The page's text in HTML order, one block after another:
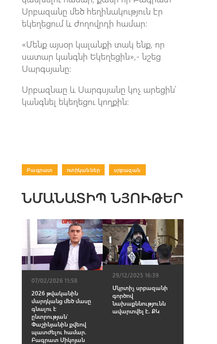
Սրբազանը մեծ հեղինակություն էր
եկեղեցում և ժողովրդի համար։
«Մենք այսօր կալանքի տակ ենք, որ
սատար կանգնի Եկեղեցին»,- նշեց
Սարգսյանը։
Սրբազնաը և Սարգսյանը կոչ արեցին՝
կանգնել եկեղեցու կողքին։
Բագրատ ոտիկաններ սրբազան
ՆՄԱՆԱՏԻՊ ՆՅՈՒԹԵՐ
07/02/2026 11:58
2026 թվականին
մարդկանց մեծ մասը
գնալու է
ընտրության՝
Փաշինյանին քվեով
պատժելու համար.
Բագրատ Միկոյան
29/12/2025 16:39
Մկրտիչ սրբազանի
գործով
նախաքննությունն
ավարտվել է․ ՔԿ